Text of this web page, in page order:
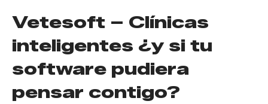
Vetesoft – Clínicas
inteligentes ¿y si tu
software pudiera
pensar contigo?